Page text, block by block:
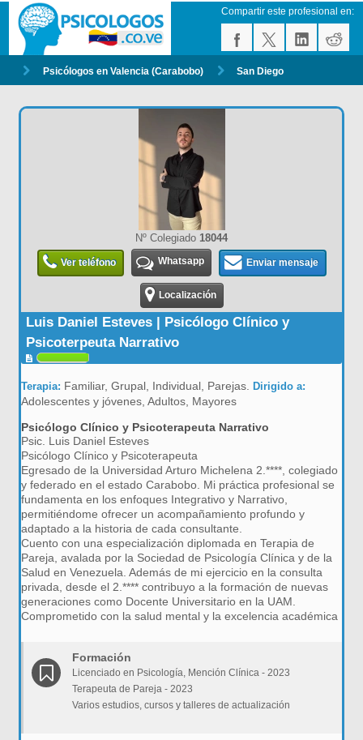
Compartir este profesional en:
Psicólogos en Valencia (Carabobo) San Diego
Nº Colegiado 18044
Ver teléfono Whatsapp Enviar mensaje
Localización
Luis Daniel Esteves | Psicólogo Clínico y
Psicoterpeuta Narrativo
Terapia: Familiar, Grupal, Individual, Parejas.Dirigido a:
Adolescentes y jóvenes, Adultos, Mayores
Psicólogo Clínico y Psicoterapeuta Narrativo
Psic. Luis Daniel Esteves
Psicólogo Clínico y Psicoterapeuta
Egresado de la Universidad Arturo Michelena 2.****, colegiado
y federado en el estado Carabobo. Mi práctica profesional se
fundamenta en los enfoques Integrativo y Narrativo,
permitiéndome ofrecer un acompañamiento profundo y
adaptado a la historia de cada consultante.
Cuento con una especialización diplomada en Terapia de
Pareja, avalada por la Sociedad de Psicología Clínica y de la
Salud en Venezuela. Además de mi ejercicio en la consulta
privada, desde el 2.**** contribuyo a la formación de nuevas
generaciones como Docente Universitario en la UAM.
Comprometido con la salud mental y la excelencia académica
Formación
Licenciado en Psicología, Mención Clínica - 2023
Terapeuta de Pareja - 2023
Varios estudios, cursos y talleres de actualización